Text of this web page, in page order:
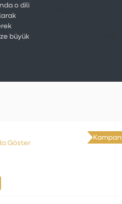
o dili
büyük
Göster